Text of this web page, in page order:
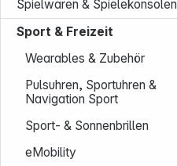
Spielwaren & Spielekonsolen
Sport & Freizeit
Wearables & Zubehör
Pulsuhren, Sportuhren &
Navigation Sport
Sport- & Sonnenbrillen
eMobility